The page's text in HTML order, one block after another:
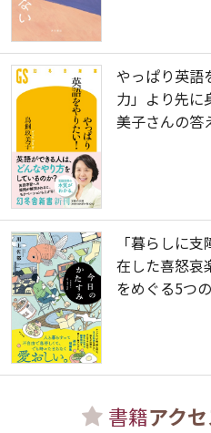
やっぱり英語
力」より先
美子さんの答
「暮らしに
在した喜怒哀
をめぐる5つの
書籍アク